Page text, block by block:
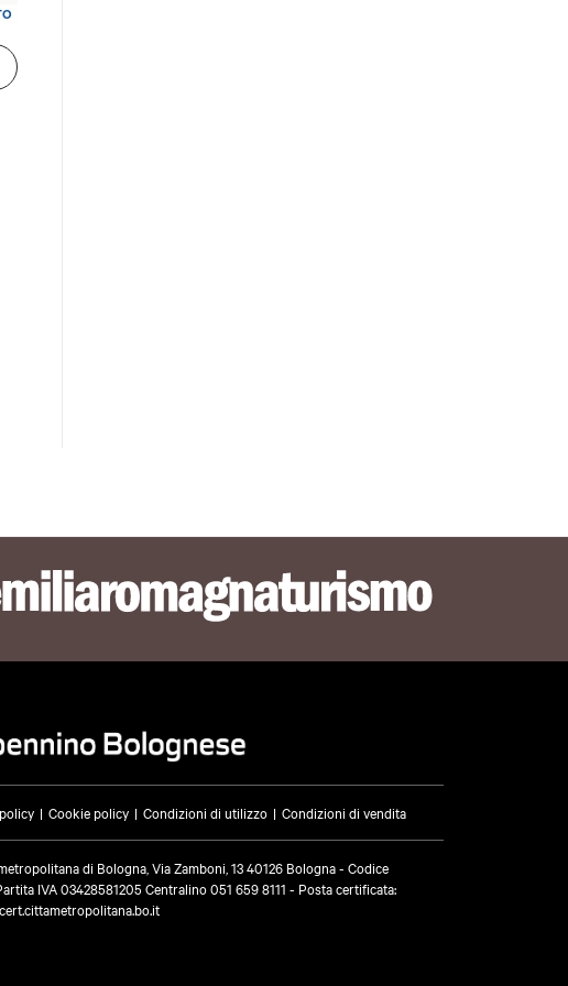
Cookie policy Condizioni di utilizzo Condizioni di vendita
di Bologna, Via Zamboni, 13 40126 Bologna - Codice
IVA 03428581205 Centralino051 659 8111 - Posta certificata: